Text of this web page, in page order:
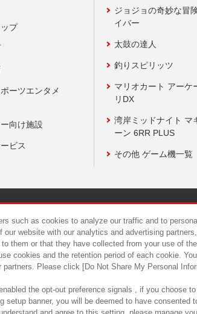
プ
ーツエンタメ
向け施設
ビス
ジョジョの奇妙な冒
イバー
太鼓の達人
釣りスピリッツ
マリオカート アーケ
リDX
湾岸ミッドナイト マ
ーン 6RR PLUS
その他 ゲーム機一覧
食品のご提供について カ
such as cookies to analyze our traffic and to
our website with our analytics and advertising
them or that they have collected from your use of
cookies and the retention period of each cookie.
partners. Please click [Do Not Share My Personal
the opt-out preference signals , if you choose
setup banner, you will be deemed to have consented